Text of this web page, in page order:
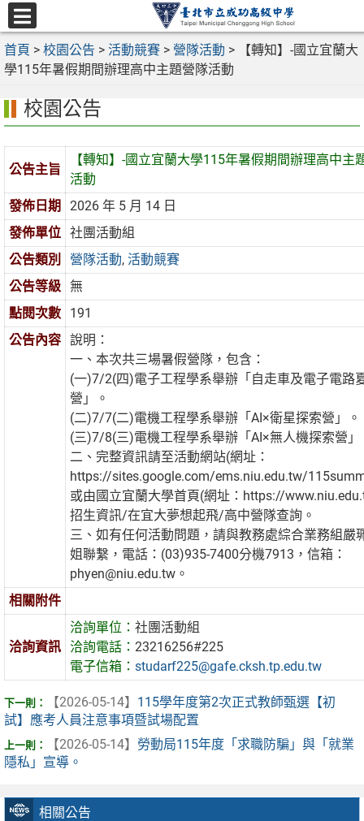
跳
至
主
要
區
選
單
首頁 > 校園公告 > 活動競賽 > 營隊活動 >
【轉知】-國立宜蘭大
學115年暑假期間辦理高中主題營隊活動
相關公告
校園公告
公告主旨
【轉知】-國立宜蘭大學115年暑假期間辦理高中主
活動
發佈日期
2026 年 5 月 14 日
發佈單位 社團活動組
公告類別
營隊活動, 活動競賽
公告等級 無
點閱次數
191
公告內容 說明：
一、本次共三場暑假營隊，包含：
(一)7/2(四)電子工程學系舉辦「自走車及電子電路
營」。
(二)7/7(二)電機工程學系舉辦「AI×衛星探索營」。
(三)7/8(三)電機工程學系舉辦「AI×無人機探索營」
二、完整資訊請至活動網站(網址：
https://sites.google.com/ems.niu.edu.tw/
或由國立宜蘭大學首頁(網址：https://
招生資訊/在宜大夢想起飛/高中營隊查詢。
三、如有任何活動問題，請與教務處綜合業務組嚴
姐聯繫，電話：(03)935-7400分機7913，信箱：
phyen@niu.edu.tw。
相關附件
洽詢資訊
洽詢單位： 社團活動組
洽詢電話： 23216256#225
電子信箱： studarf225@gafe.cksh.tp.edu.tw
【2026-05-14】 115學年度第2次正式教師甄選【初
試】應考人員注意事項暨試場配置
【2026-05-14】 勞動局115年度「求職防騙」與「就業
隱私」宣導。